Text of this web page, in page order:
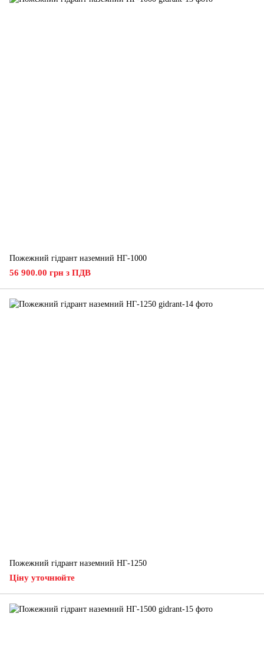
Пожежний гідрант наземний НГ-1000
56 900.00 грн з ПДВ
Пожежний гідрант наземний НГ-1250
Ціну уточнюйте